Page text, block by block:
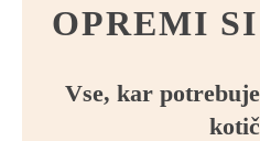
OPREMI
Vse, kar